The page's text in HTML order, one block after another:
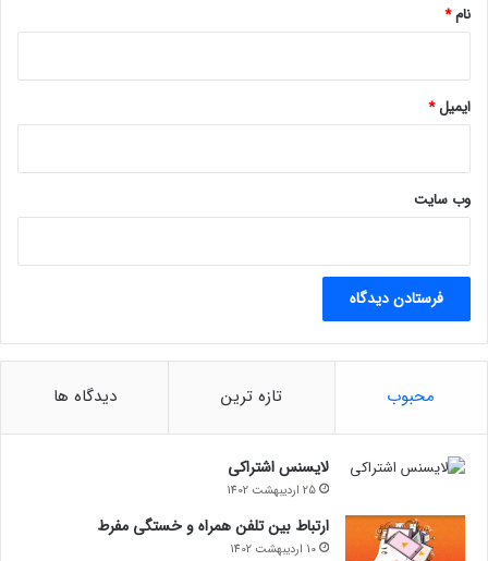
نام*
ایمیل*
وب‌ سایت
محبوب تازه ترین دیدگاه ها
لایسنس اشتراکی
25 اردیبهشت 1402
ارتباط بین تلفن همراه و خستگی مفرط
10 اردیبهشت 1402